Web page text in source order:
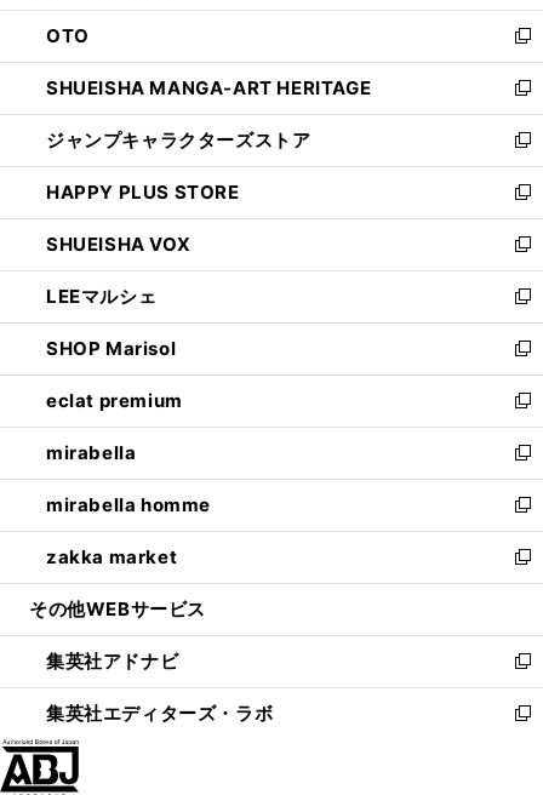
ウ
で
開
く
ン
ド
ウ
で
開
く
OTO
新
し
い
ウ
ィ
ン
ド
ウ
で
開
く
SHUEISHA MANGA-ART HERITAGE
新
し
い
ウ
ィ
ン
ド
ウ
で
開
く
ジャンプキャラクターズストア
新
し
い
ウ
ィ
ン
ド
ウ
で
開
く
HAPPY PLUS STORE
新
し
い
ウ
ィ
ン
ド
ウ
で
開
く
SHUEISHA VOX
新
し
い
ウ
ィ
ン
ド
ウ
で
開
く
LEEマルシェ
新
し
い
ウ
ィ
ン
ド
ウ
で
開
く
SHOP Marisol
新
し
い
ウ
ィ
ン
ド
ウ
で
開
eclat premium
新
し
い
ウ
ィ
ン
ド
ウ
開
く
mirabella
新
し
い
ウ
ィ
ン
ウ
で
開
く
mirabella homme
新
し
い
ウ
ン
ド
ウ
で
zakka market
新
し
ウ
ィ
ン
ド
その他WEBサービス
集英社アドナビ
新
し
い
集英社エディターズ・ラボ
新